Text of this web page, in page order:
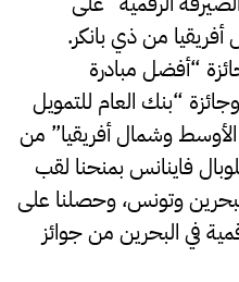
من ذي بانكر.
“أفضل مبادرة
“بنك العام للتمويل
وشمال أفريقيا” من
فاينانس بمنحنا لقب
وتونس، وحصلنا على
في البحرين من جوائز